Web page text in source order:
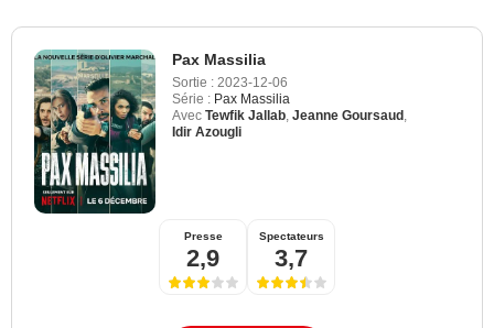
Pax Massilia
Sortie : 2023-12-06
Série : Pax Massilia
Avec Tewfik Jallab Jeanne Goursaud
Idir Azougli
Presse
2,9
Spectateurs
3,7